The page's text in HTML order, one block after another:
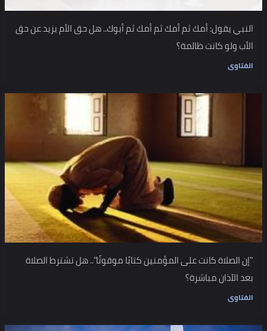
النبي يقول: أمك ثم أمك ثم أمك ثم أبوك.. هل حق الأم يزيد عن حق
الأب ولو كانت ظالمة؟
الفتاوى
"إن الصلاة كانت على المؤمنين كتابًا موقوتًا".. هل تشترط الصلاة
بعد الآذان مباشرة؟
الفتاوى